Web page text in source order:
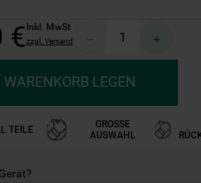
€Inkl. MwSt
zzgl. Versand ＋
LEGEN
TEILE
GROSSE A
USWAHL